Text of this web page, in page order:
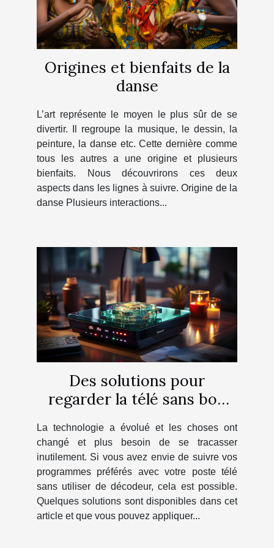
Origines et bienfaits de la
danse
L’art représente le moyen le plus sûr de se
divertir. Il regroupe la musique, le dessin, la
peinture, la danse etc. Cette dernière comme
tous les autres a une origine et plusieurs
bienfaits. Nous découvrirons ces deux
aspects dans les lignes à suivre. Origine de la
danse Plusieurs interactions...
Des solutions pour
regarder la télé sans box
vous
La technologie a évolué et les choses ont
changé et plus besoin de se tracasser
inutilement. Si vous avez envie de suivre vos
programmes préférés avec votre poste télé
sans utiliser de décodeur, cela est possible.
Quelques solutions sont disponibles dans cet
article et que vous pouvez appliquer...